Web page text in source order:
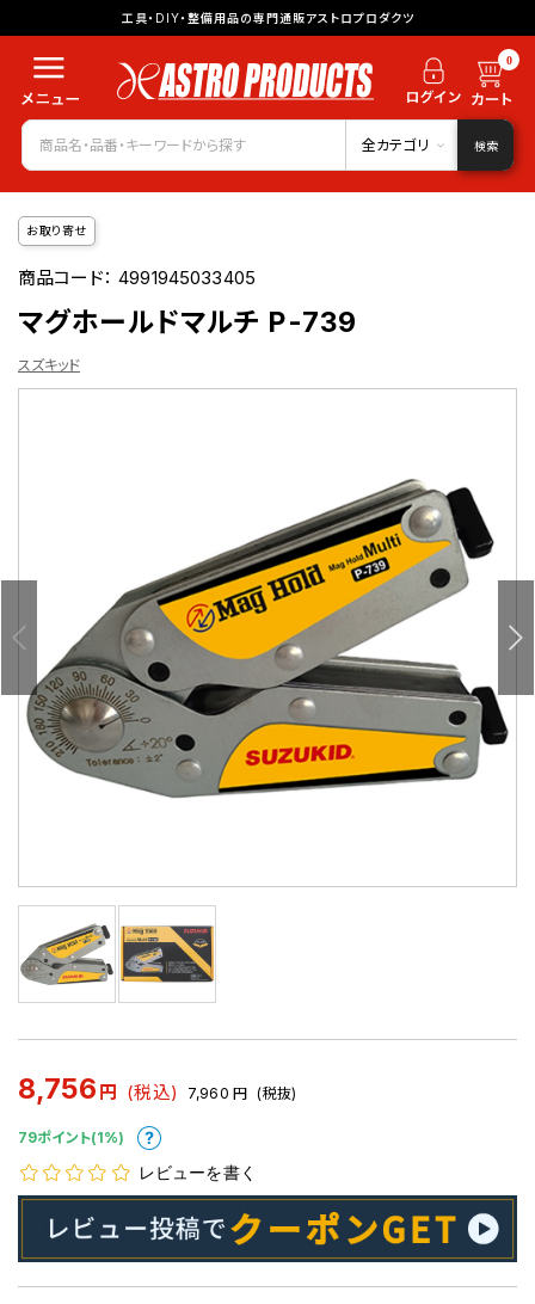
工具・DIY・整備用品の専門通販アストロプロダクツ
0
全カテゴリ 検索
お取り寄せ
商品コード：4991945033405
マグホールドマルチ P-739
スズキッド
8,756 円 (税込) 7,960 円 (税抜)
79ポイント(1%)
レビューを書く